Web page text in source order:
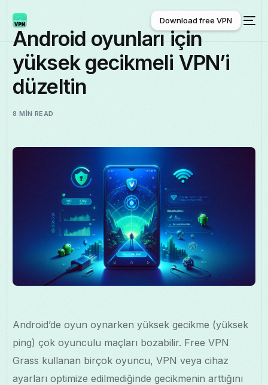
Türkçe
Download free VPN
Download free VPN
Android oyunları için
yüksek gecikmeli VPN’i
düzeltin
8 MIN READ
Android’de oyun oynarken yüksek gecikme (yüksek
ping) çok oyunculu maçları bozabilir. Free VPN
Grass kullanan birçok oyuncu, VPN veya cihaz
ayarları optimize edilmediğinde gecikmenin arttığını